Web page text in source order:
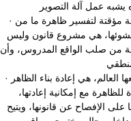
· الفرضية : وهي أطروحة مازالت لم تتأكد بعد، هي إجابة مؤقتة لتفسير ظاهرة ما من
هي مشروع قانون وليس
من صلب الواقع المدروس، وأن
· التجريب : وهو إحداث ظاهرة معينة داخل شروط يصنعها العالم، هي إعادة بناء الظاهر
مع إمكانية إعادتها،
الإفصاح عن قانونها، ويتيح